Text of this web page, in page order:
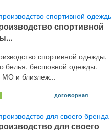
спортивной
спортивной одежды,
белья, бесшовной одежды.
МО и близлеж...
договорная
для своего